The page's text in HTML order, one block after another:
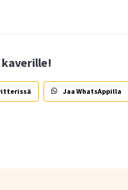
Jaa WhatsAppilla